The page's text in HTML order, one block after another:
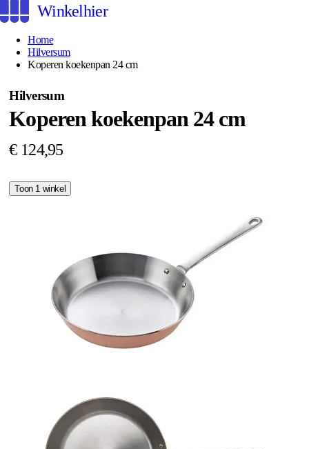
Winkelhier
Home
Hilversum
Koperen koekenpan 24 cm
Hilversum
Koperen koekenpan 24 cm
€ 124,95
Toon 1 winkel